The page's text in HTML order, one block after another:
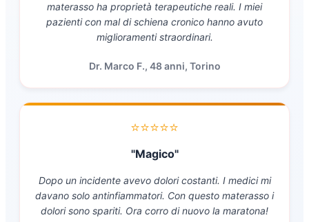
materasso ha proprietà terapeutiche reali. I miei
pazienti con mal di schiena cronico hanno avuto
miglioramenti straordinari.
Dr. Marco F., 48 anni, Torino
⭐⭐⭐⭐⭐
"Magico"
Dopo un incidente avevo dolori costanti. I medici mi
davano solo antinfiammatori. Con questo materasso i
dolori sono spariti. Ora corro di nuovo la maratona!